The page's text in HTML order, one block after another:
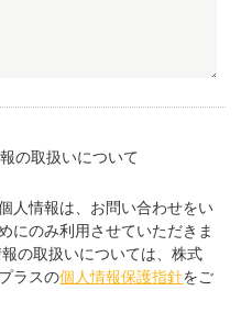
の取扱いについて
人情報は、お問い合わせをい
にのみ利用させていただきま
の取扱いについては、株式
ラスの個人情報保護指針をご